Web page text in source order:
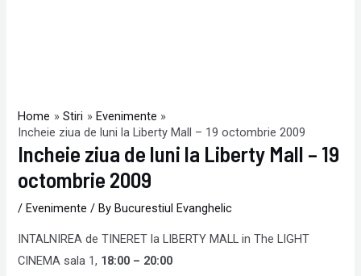
Home Stiri
Evenimente
Incheie ziua de luni la Liberty Mall – 19 octombrie 2009
Incheie ziua de luni la Liberty Mall – 19
octombrie 2009
/Evenimente / ByBucurestiul Evanghelic
INTALNIREA de TINERET la LIBERTY MALL in The LIGHT
CINEMA sala 1, 18:00 – 20:00